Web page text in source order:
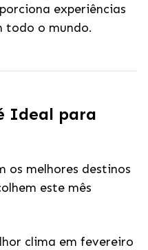
experiências
todo o mundo.
Ideal para
os melhores destinos
este mês
clima em fevereiro